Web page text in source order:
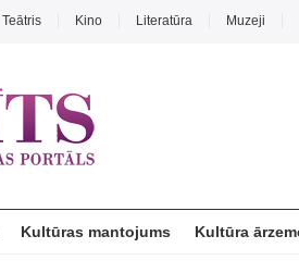
Teātris Kino Literatūra Muzeji
Kultūras mantojums Kultūra